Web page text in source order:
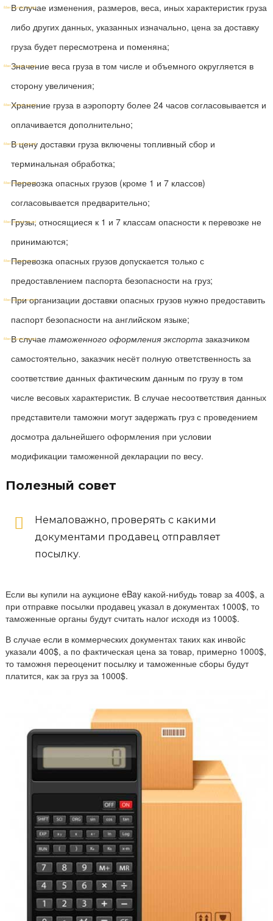
В случае изменения, размеров, веса, иных характеристик груза
либо других данных, указанных изначально, цена за доставку
груза будет пересмотрена и поменяна;
Значение веса груза в том числе и объемного округляется в
сторону увеличения;
Хранение груза в аэропорту более 24 часов согласовывается и
оплачивается дополнительно;
В цену доставки груза включены топливный сбор и
терминальная обработка;
Перевозка опасных грузов (кроме 1 и 7 классов)
согласовывается предварительно;
Грузы, относящиеся к 1 и 7 классам опасности к перевозке не
принимаются;
Перевозка опасных грузов допускается только с
предоставлением паспорта безопасности на груз;
При организации доставки опасных грузов нужно предоставить
паспорт безопасности на английском языке;
В случае таможенного оформления экспорта заказчиком
самостоятельно, заказчик несёт полную ответственность за
соответствие данных фактическим данным по грузу в том
числе весовых характеристик. В случае несоответствия данных
представители таможни могут задержать груз с проведением
досмотра дальнейшего оформления при условии
модификации таможенной декларации по весу.
Полезный совет
Немаловажно, проверять с какими
документами продавец отправляет
посылку.
Если вы купили на аукционе eBay какой-нибудь товар за 400$, а
при отправке посылки продавец указал в документах 1000$, то
таможенные органы будут считать налог исходя из 1000$.
В случае если в коммерческих документах таких как инвойс
указали 400$, а по фактическая цена за товар, примерно 1000$,
то таможня переоценит посылку и таможенные сборы будут
платится, как за груз за 1000$.